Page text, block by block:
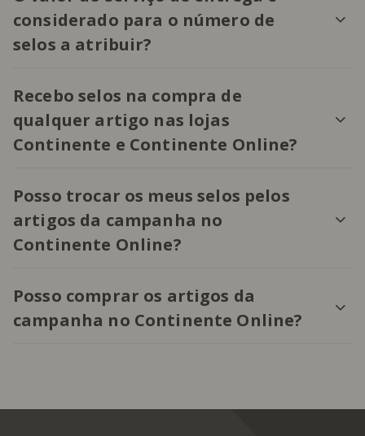
considerado para o número de
selos a atribuir?
Recebo selos na compra de
qualquer artigo nas lojas
Continente e Continente Online?
Posso trocar os meus selos pelos
artigos da campanha no
Continente Online?
Posso comprar os artigos da
campanha no Continente Online?